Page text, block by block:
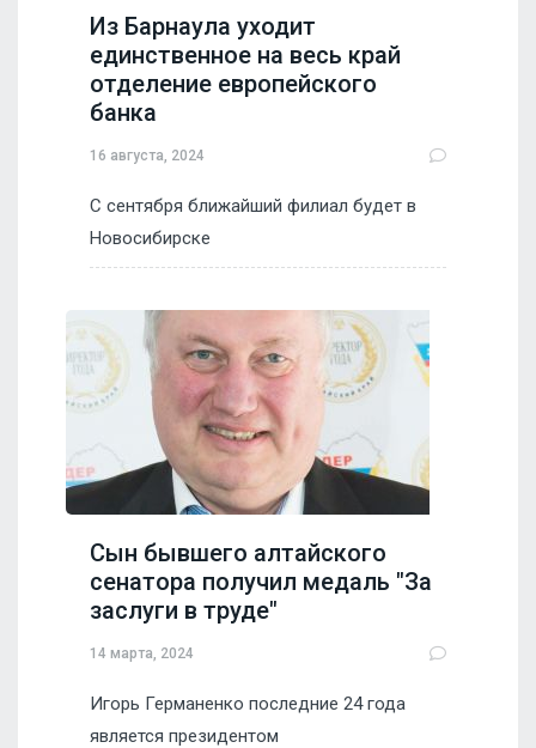
Из Барнаула уходит
единственное на весь край
отделение европейского
банка
16 августа, 2024
С сентября ближайший филиал будет в
Новосибирске
Сын бывшего алтайского
сенатора получил медаль "За
заслуги в труде"
14 марта, 2024
Игорь Германенко последние 24 года
является президентом